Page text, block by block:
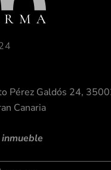
Pérez Galdós 24,
Canaria